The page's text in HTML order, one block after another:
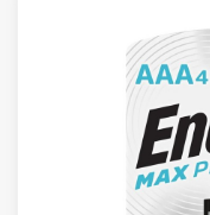
Impression